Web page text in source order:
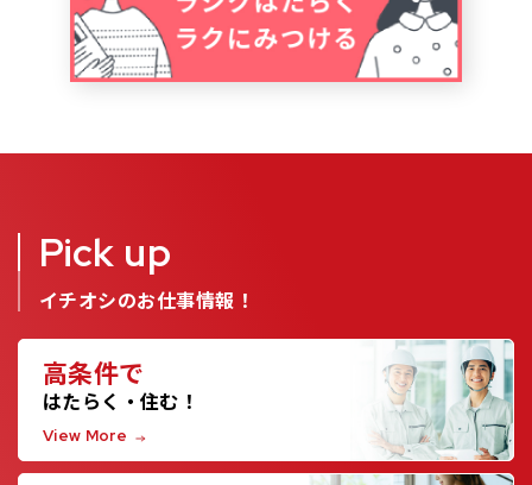
Pick up
イチオシのお仕事情報！
高条件で
はたらく・住む！
View More